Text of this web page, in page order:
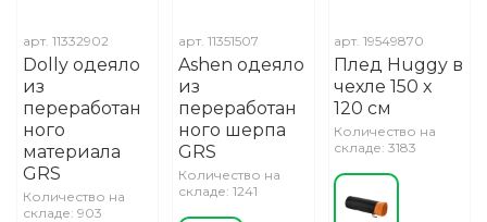
арт. 11332902
Dolly одеяло
из
переработан
ного
материала
GRS
Количество на
складе: 903
арт.11351507
Ashen одеяло
из
переработан
ного шерпа
GRS
Количество на
складе: 1241
арт.19549870
Плед Huggy в
чехле 150 x
120 см
Количество на
складе: 3183